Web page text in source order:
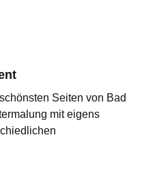
Seiten von Bad
mit eigens